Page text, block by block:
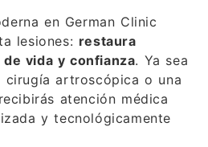
en German Clinic
lesiones: restaura
vida y confianza. Ya sea
cirugía artroscópica o una
atención médica
y tecnológicamente